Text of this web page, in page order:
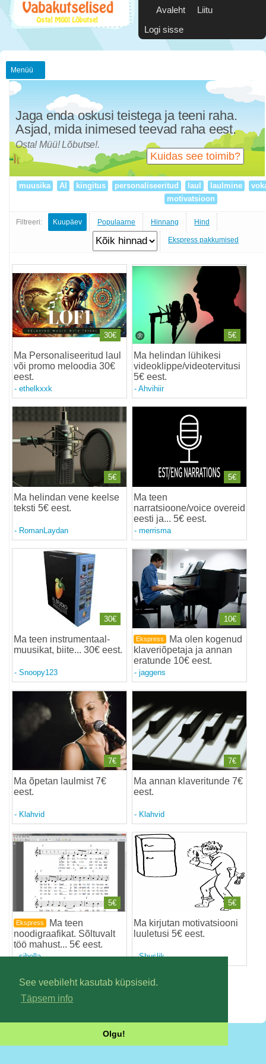
See veebileht kasutab küpsiseid.
Täpsem info
Olgu!
Avaleht
Liitu
Logi sisse
Menüü
Kuidas see toimib?
Jaga enda oskusi teistega ja teeni raha.
Asjad, mida inimesed teevad raha eest.
Osta! Müü! Lõbutse!.
muusika AI kingitus personaliseeritud laul laulmine
motivatsioon
Filtreeri: Kuupäev Populaarne Hinnang Hind
Ekspress pakkumised
Ma Personaliseeritud laul
või promo meloodia 30€
eest.
- ethelkxxk
30€
Ma helindan lühikesi
videoklippe/videotervitusi
5€ eest.
- Ahvihiir
5€
Ma helindan vene keelse
teksti 5€ eest.
- RomanLaydan
5€
Ma teen
narratsioone/voice overeid
eesti ja... 5€ eest.
- merrisma
5€
Ma teen instrumentaal-
muusikat, biite... 30€ eest.
- Snoopy123
30€
Ekspress
Ma olen kogenud
klaveriõpetaja ja annan
eratunde 10€ eest.
- jaggens
10€
Ma õpetan laulmist 7€
eest.
- Klahvid
7€
Ma annan klaveritunde 7€
eest.
- Klahvid
7€
Ekspress
Ma teen
noodigraafikat. Sõltuvalt
töö mahust... 5€ eest.
-sibella
5€
Ma kirjutan motivatsiooni
luuletusi 5€ eest.
-Shuslik
5€
1